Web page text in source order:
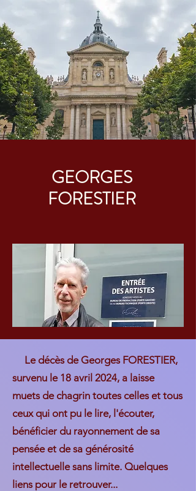
GEORGES
FORESTIER
Le décès de Georges FORESTIER,
survenu le 18 avril 2024, a laisse
muets de chagrin toutes celles et tous
ceux qui ont pu le lire, l'écouter,
bénéficier du rayonnement de sa
pensée et de sa générosité
intellectuelle sans limite. Quelques
liens pour le retrouver...